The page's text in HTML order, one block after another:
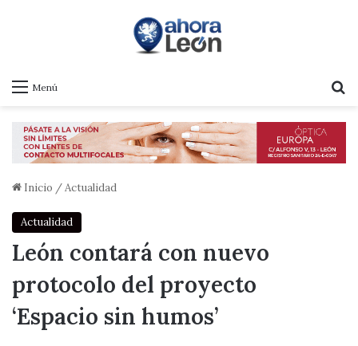
Menú
Inicio /Actualidad
Actualidad
León contará con nuevo
protocolo del proyecto
‘Espacio sin humos’